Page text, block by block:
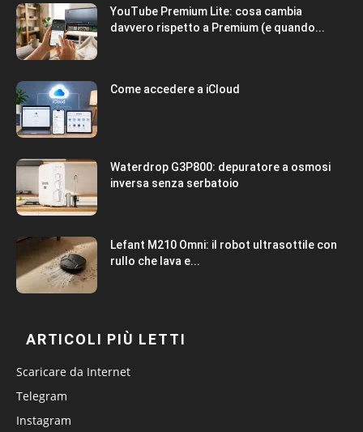
YouTube Premium Lite: cosa cambia
davvero rispetto a Premium (e quando...
Come accedere a iCloud
Waterdrop G3P800: depuratore a osmosi
inversa senza serbatoio
Lefant M210 Omni: il robot ultrasottile con
rullo che lava e...
ARTICOLI PIÙ LETTI
Scaricare da Internet
Telegram
Instagram